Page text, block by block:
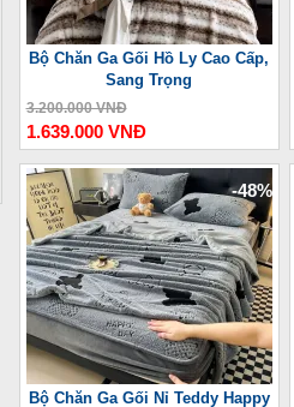
Bộ Chăn Ga Gối Hồ Ly Cao Cấp,
Sang Trọng
3.200.000 VNĐ
1.639.000 VNĐ
-48%
Bộ Chăn Ga Gối Nỉ Teddy Happy